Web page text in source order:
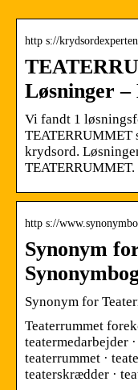
http s://
Løsninger
Vi fandt 1
TEATERRUMMET
krydsord.
TEATERRUMMET.
http s://
Synonym
Synonym for
Teaterrummet
teatermedarbejder
teaterrummet ·
teaterskrædder ·